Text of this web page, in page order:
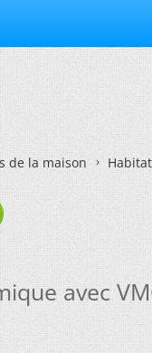
de la maison
avec